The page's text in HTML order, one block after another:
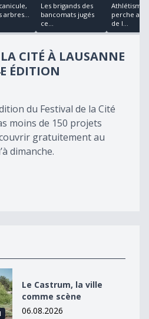
arbres...
Les brigands des
bancomats jugés
ce...
Athlétisme:
perche au
de l...
CITÉ À LAUSANNE
ÉDITION
du Festival de la Cité
moins de 150 projets
gratuitement au
dimanche.
scène
Le Castrum, la ville
comme scène
06.08.2026